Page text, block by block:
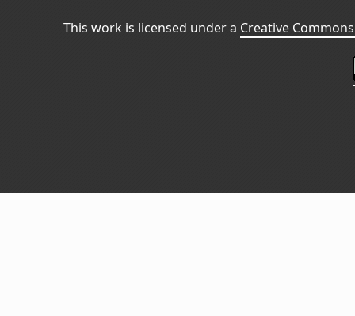
This work is licensed under a Creative